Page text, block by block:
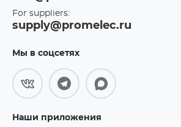
For suppliers:
supply@promelec.ru
Мы в соцсетях
Наши приложения